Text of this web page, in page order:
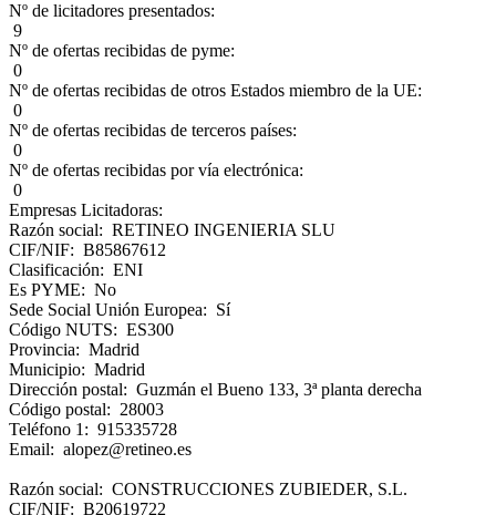
Nº de licitadores presentados:
9
Nº de ofertas recibidas de pyme:
0
Nº de ofertas recibidas de otros Estados miembro de la UE:
0
Nº de ofertas recibidas de terceros países:
0
Nº de ofertas recibidas por vía electrónica:
0
Empresas Licitadoras:
Razón social: RETINEO INGENIERIA SLU
CIF/NIF: B85867612
Clasificación: ENI
Es PYME: No
Sede Social Unión Europea: Sí
Código NUTS: ES300
Provincia: Madrid
Municipio: Madrid
Dirección postal: Guzmán el Bueno 133, 3ª planta derecha
Código postal: 28003
Teléfono 1: 915335728
Email: alopez@retineo.es
Razón social: CONSTRUCCIONES ZUBIEDER, S.L.
CIF/NIF: B20619722